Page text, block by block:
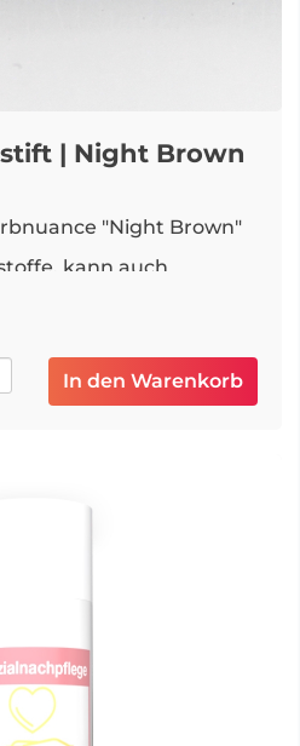
| Night Brown
"Night Brown"
kann auch
Spitzer oder
In den Warenkorb